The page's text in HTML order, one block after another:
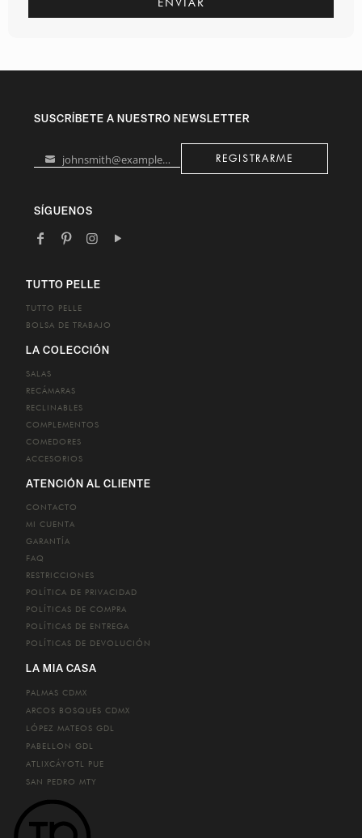
SUSCRÍBETE A NUESTRO NEWSLETTER
Your johnsmith@example.com REGISTRARME
SÍGUENOS
TUTTO PELLE
TUTTO PELLE
BOLSA DE TRABAJO
LA COLECCIÓN
SALAS
RECÁMARAS
RECLINABLES
COMPLEMENTOS
COMEDORES
ACCESORIOS
ATENCIÓN AL CLIENTE
CONTACTO
MI CUENTA
GARANTÍA
FAQ
RESTRICCIONES
POLÍTICA DE PRIVACIDAD
POLÍTICAS DE COMPRA
POLÍTICAS DE ENTREGA
POLÍTICAS DE DEVOLUCIÓN
LA MIA CASA
PALMAS CDMX
ARCOS BOSQUES CDMX
LÓPEZ MATEOS GDL
PABELLON GDL
ATLIXCÁYOTL PUE
SAN PEDRO MTY